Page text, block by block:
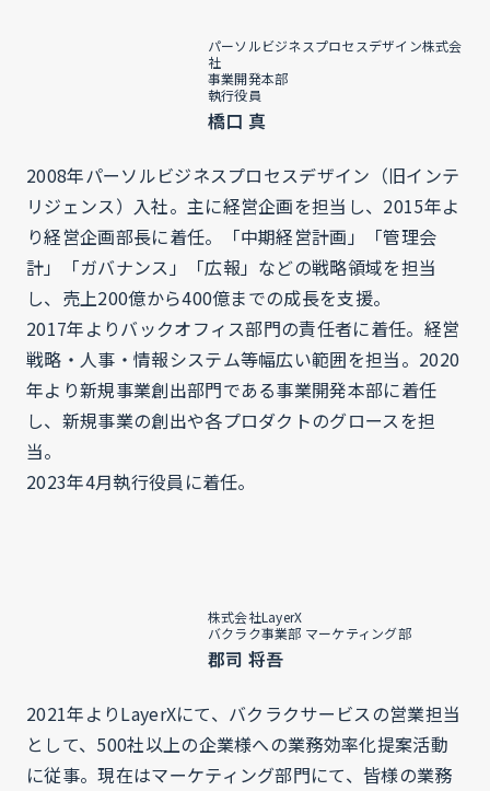
パーソルビジネスプロセスデザイン株式会
社
事業開発本部
執行役員
橋口 真
2008年パーソルビジネスプロセスデザイン（旧インテ
リジェンス）入社。​主に経営企画を担当し、2015年よ
り経営企画部長に着任。​「中期経営計画」「管理会
計」「ガバナンス」「広報」などの戦略領域を担当
し、​売上200億から400億までの成長を支援。
2017年よりバックオフィス部門の責任者に​着任。経営
戦略・人事・情報システム等幅広い範囲を担当。​2020
年より新規事業創出部門である事業開発本部に着任
し、新規事業の創出や各プロダクトのグロースを担
当。
2023年4月執行役員に着任。
株式会社LayerX
バクラク事業部 マーケティング部
郡司 将吾
2021年よりLayerXにて、バクラクサービスの営業担当
として、500社以上の企業様への業務効率化提案活動
に従事。現在はマーケティング部門にて、皆様の業務